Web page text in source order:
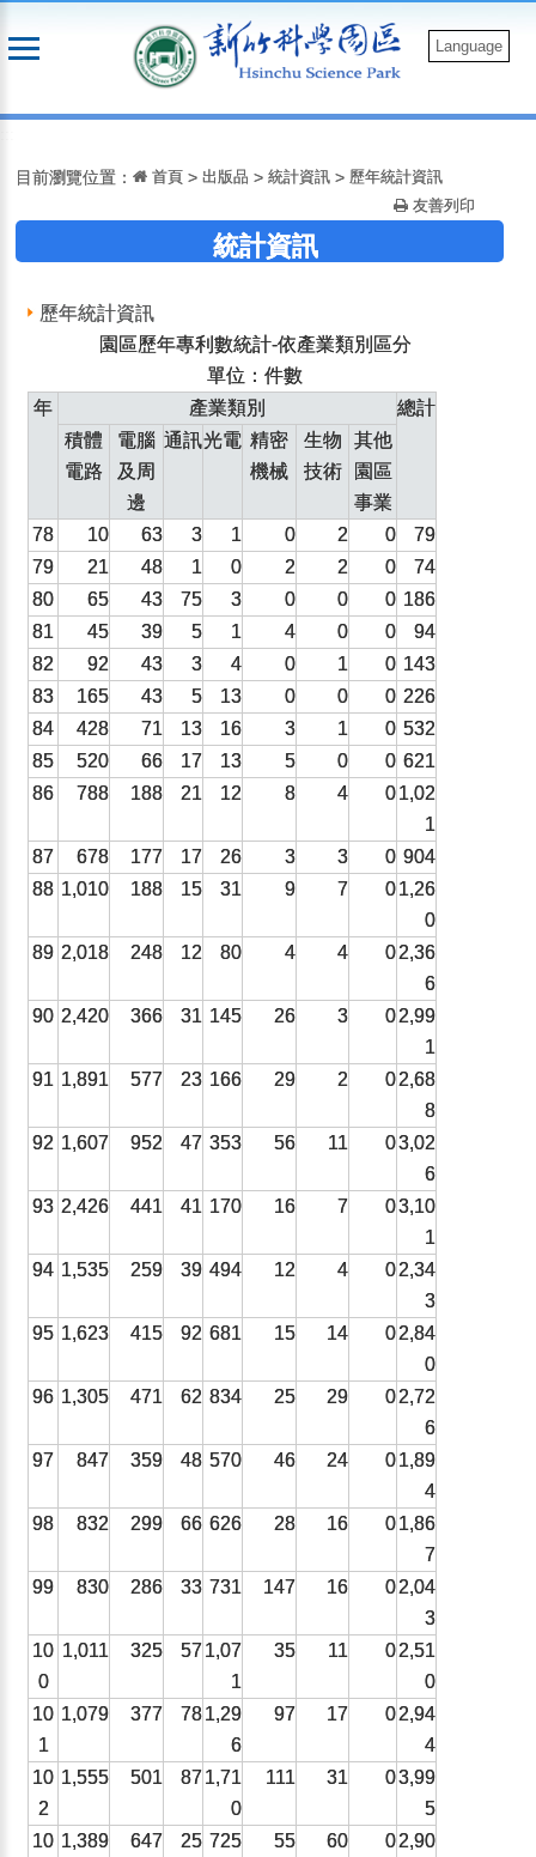
到
Language
目前瀏覽位置： 首頁 >出版品 >統計資訊 > 歷年統計資訊
友善列印
統計資訊
歷年統計資訊
園區歷年專利數統計-依產業類別區分
單位：件數
年
產業類別
總計
積體
電路
電腦
及周
邊
通訊光電 精密
機械
生物
技術
其他
園區
事業
78
10 63 3 1 0 2 0
79
79
21 48 1 0 2 2 0
74
80
65 43 75 3 0 0 0 186
81
45 39 5 1 4 0 0
94
82
92 43 3 4 0 1 0 143
83
165 43 5 13 0 0 0 226
84
428 71 13 16 3 1 0 532
85
520 66 17 13 5 0 0 621
86
788 188 21 12 8 4 01,02
1
87
678 177 17 26 3 3 0 904
88 1,010 188 15 31 9 7 01,26
0
89 2,018 248 12 80 4 4 02,36
6
90 2,420 366 31 145 26 3 02,99
1
91 1,891 577 23 166 29 2 02,68
8
92 1,607 952 47 353 56 11 03,02
6
93 2,426 441 41 170 16 7 03,10
1
94 1,535 259 39 494 12 4 02,34
3
95 1,623 415 92 681 15 14 02,84
0
96 1,305 471 62 834 25 29 02,72
6
97
847 359 48 570 46 24 01,89
4
98
832 299 66 626 28 16 01,86
7
99
830 286 33 731 147 16 02,04
3
10
0
1,011 325 571,07
1
35 11 02,51
0
10
1
1,079 377 781,29
6
97 17 02,94
4
10
2
1,555 501 871,71
0
111 31 03,99
5
10 1,389 647 25 725 55 60 02,90